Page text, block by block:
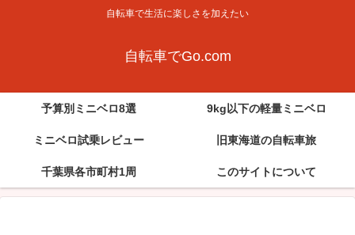
自転車で生活に楽しさを加えたい
自転車でGo.com
予算別ミニベロ8選 9kg以下の軽量ミニベロ
ミニベロ試乗レビュー 旧東海道の自転車旅
千葉県各市町村1周 このサイトについて